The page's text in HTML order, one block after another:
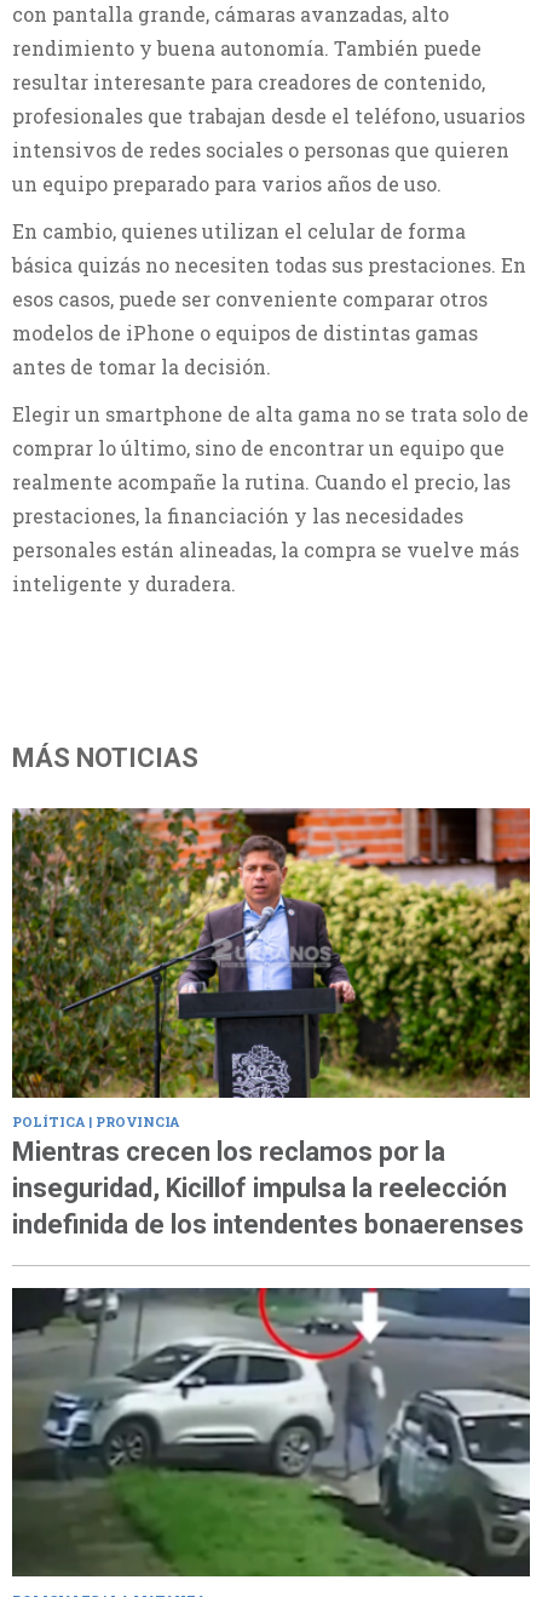
con pantalla grande, cámaras avanzadas, alto
rendimiento y buena autonomía. También puede
resultar interesante para creadores de contenido,
profesionales que trabajan desde el teléfono, usuarios
intensivos de redes sociales o personas que quieren
un equipo preparado para varios años de uso.
En cambio, quienes utilizan el celular de forma
básica quizás no necesiten todas sus prestaciones. En
esos casos, puede ser conveniente comparar otros
modelos de iPhone o equipos de distintas gamas
antes de tomar la decisión.
Elegir un smartphone de alta gama no se trata solo de
comprar lo último, sino de encontrar un equipo que
realmente acompañe la rutina. Cuando el precio, las
prestaciones, la financiación y las necesidades
personales están alineadas, la compra se vuelve más
inteligente y duradera.
MÁS NOTICIAS
POLÍTICA | PROVINCIA
Mientras crecen los reclamos por la
inseguridad, Kicillof impulsa la reelección
indefinida de los intendentes bonaerenses